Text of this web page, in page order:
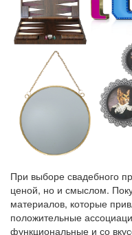
При выборе свадебного
ценой, но и смыслом.
материалов, которые
положительные
функциональные и со